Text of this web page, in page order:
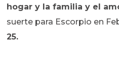
hogar y la familia y el
suerte para Escorpio en
25.